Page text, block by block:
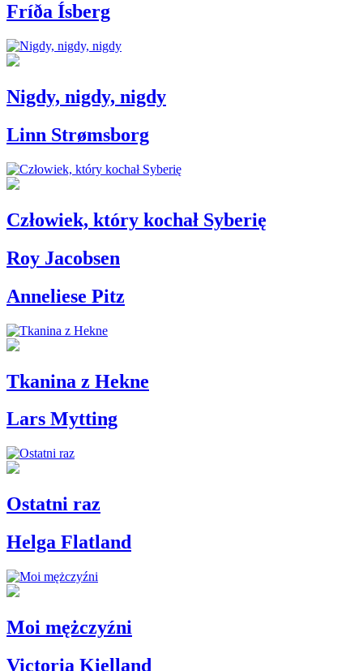
Fríða Ísberg
Nigdy, nigdy, nigdy
Linn Strømsborg
Człowiek, który kochał Syberię
Roy Jacobsen
Anneliese Pitz
Tkanina z Hekne
Lars Mytting
Ostatni raz
Helga Flatland
Moi mężczyźni
Victoria Kielland